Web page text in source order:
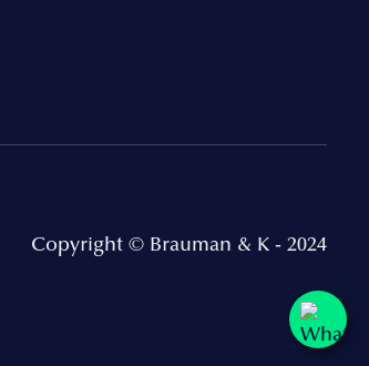
Copyright © Brauman & K - 2024